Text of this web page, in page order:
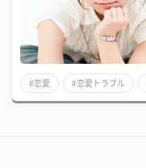
#恋愛 #恋愛トラブル